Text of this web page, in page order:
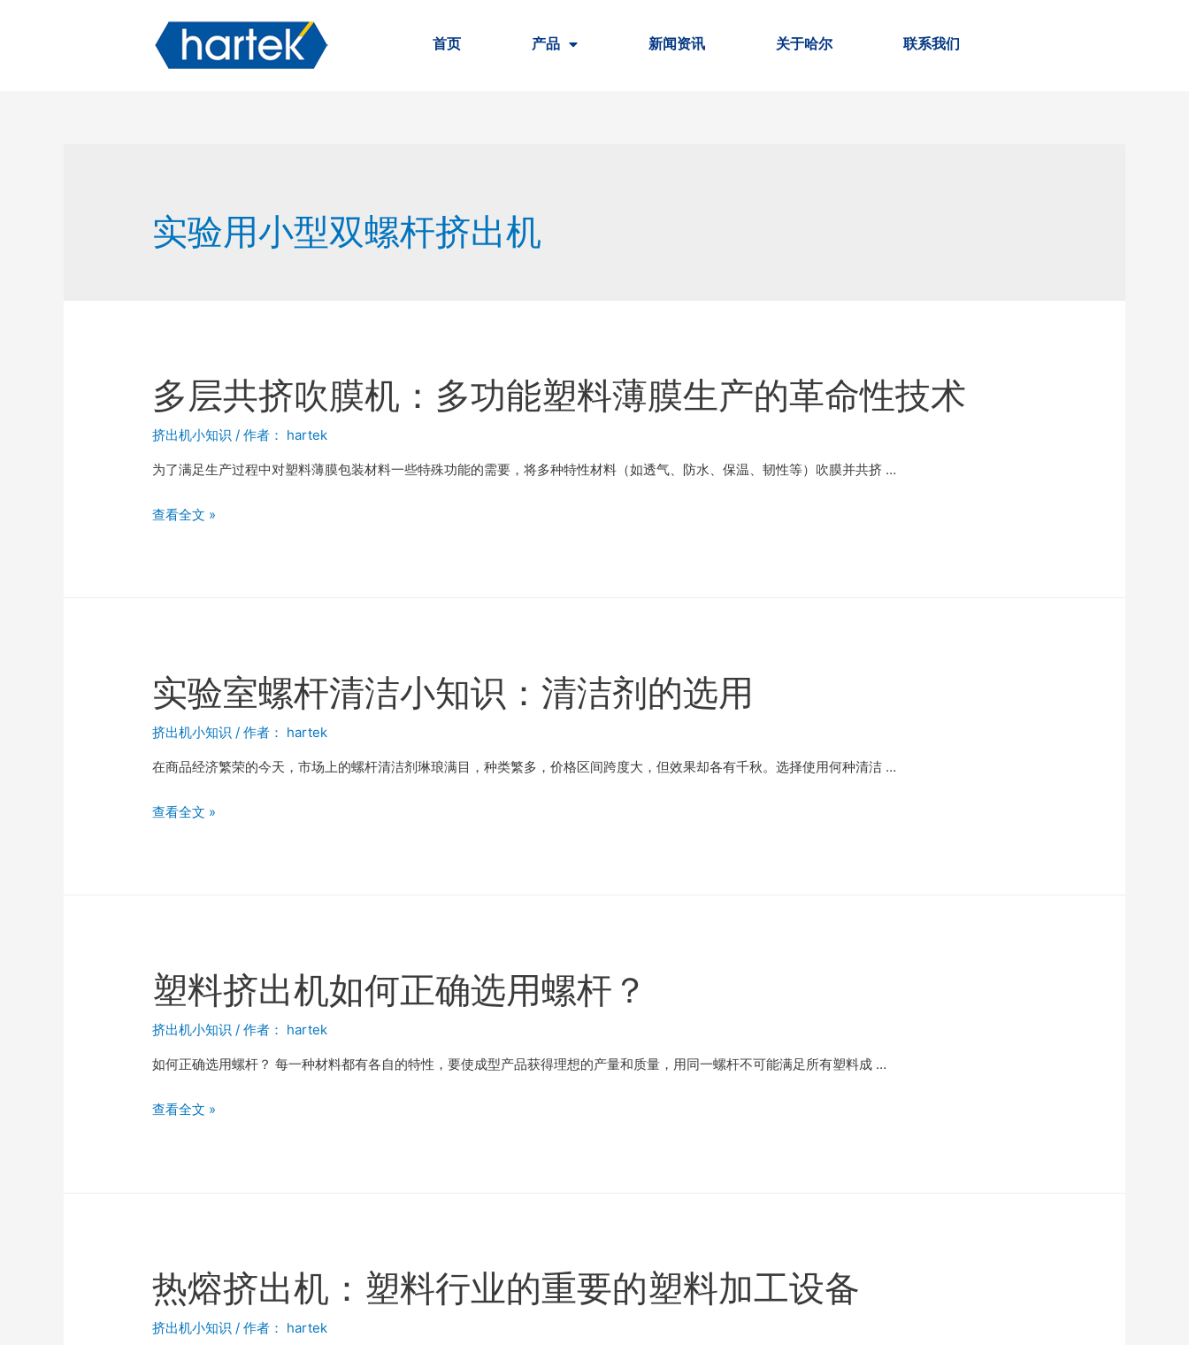
首页 产品 新闻资讯 关于哈尔 联系我们
实验用小型双螺杆挤出机
多层共挤吹膜机：多功能塑料薄膜生产的革命性技术
挤出机小知识 / 作者： hartek
为了满足生产过程中对塑料薄膜包装材料一些特殊功能的需要，将多种特性材料（如透气、防水、保温、韧性等）吹膜并共挤 …
查看全文 »
实验室螺杆清洁小知识：清洁剂的选用
挤出机小知识 / 作者： hartek
在商品经济繁荣的今天，市场上的螺杆清洁剂琳琅满目，种类繁多，价格区间跨度大，但效果却各有千秋。选择使用何种清洁 …
查看全文 »
塑料挤出机如何正确选用螺杆？
挤出机小知识 / 作者： hartek
如何正确选用螺杆？ 每一种材料都有各自的特性，要使成型产品获得理想的产量和质量，用同一螺杆不可能满足所有塑料成 …
查看全文 »
热熔挤出机：塑料行业的重要的塑料加工设备
挤出机小知识 / 作者： hartek